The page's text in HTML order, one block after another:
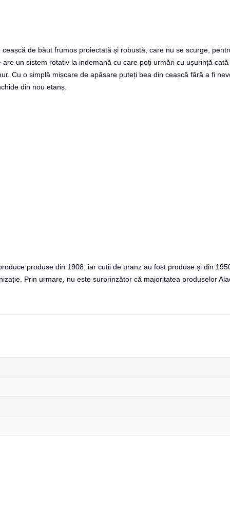
de băut frumos proiectată și robustă, care nu se scurge,
are un sistem rotativ la indemană cu care poți urmări cu ușurință
Cu o simplă mișcare de apăsare puteți bea din ceașcă fără a fi
din nou etanș.
produse din 1908, iar cutii de pranz au fost produse și din
Prin urmare, nu este surprinzător că majoritatea produselor